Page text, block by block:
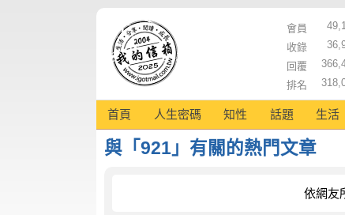
會員
收錄
回覆
排名
首頁 人生密碼 知性 話題 生活
與「921」有關的熱門文章
依網友